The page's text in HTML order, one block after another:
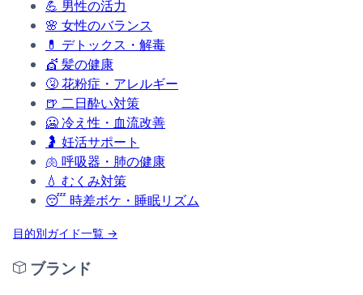
💪 男性の活力
🌸 女性のバランス
💊 デトックス・解毒
💇 髪の健康
🤧花粉症・アレルギー
🍺 二日酔い対策
🥶冷え性・血流改善
🤰 妊活サポート
🫁 呼吸器・肺の健康
💧 むくみ対策
😴 時差ボケ・睡眠リズム
目的別ガイド一覧 →
ブランド